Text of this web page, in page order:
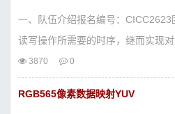
一、队伍介绍报名编号：
读写操作所需要的时序，继而实现
3870 0
RGB565像素数据映射YUV